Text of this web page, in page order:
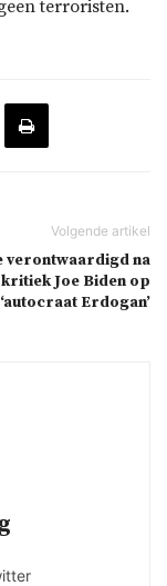
terroristen.
verontwaardigd na
kritiek Joe Biden op
‘autocraat Erdogan’